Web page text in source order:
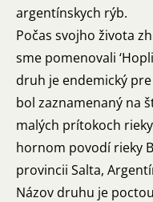
argentínskych rýb.
Počas svojho života
sme pomenovali
druh je endemický
bol zaznamenaný na
malých prítokoch
hornom povodí rieky
provincii Salta,
Názov druhu je